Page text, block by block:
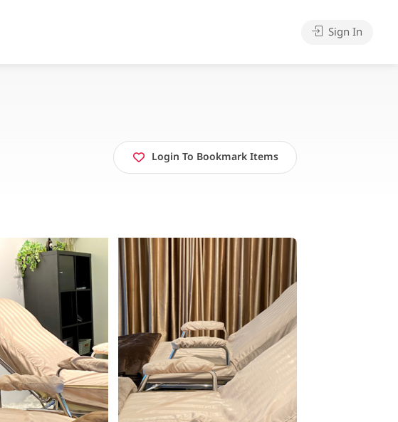
Sign In
Login To Bookmark Items